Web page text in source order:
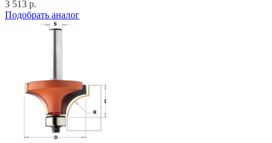
3 513 р.
Подобрать аналог